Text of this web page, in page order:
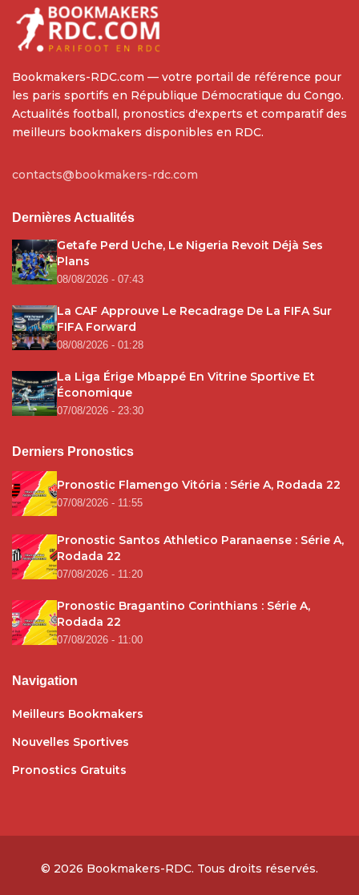
Bookmakers-RDC.com — votre portail de référence pour
les paris sportifs en République Démocratique du Congo.
Actualités football, pronostics d'experts et comparatif des
meilleurs bookmakers disponibles en RDC.
contacts@bookmakers-rdc.com
Dernières Actualités
Getafe Perd Uche, Le Nigeria Revoit Déjà Ses
Plans
08/08/2026 - 07:43
La CAF Approuve Le Recadrage De La FIFA Sur
FIFA Forward
08/08/2026 - 01:28
La Liga Érige Mbappé En Vitrine Sportive Et
Économique
07/08/2026 - 23:30
Derniers Pronostics
Pronostic Flamengo Vitória : Série A, Rodada 22
07/08/2026 - 11:55
Pronostic Santos Athletico Paranaense : Série A,
Rodada 22
07/08/2026 - 11:20
Pronostic Bragantino Corinthians : Série A,
Rodada 22
07/08/2026 - 11:00
Navigation
Meilleurs Bookmakers
Nouvelles Sportives
Pronostics Gratuits
© 2026 Bookmakers-RDC. Tous droits réservés.